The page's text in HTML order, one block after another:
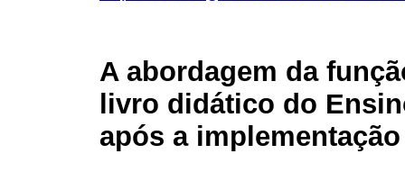
A abordagem da
livro didático do
após a